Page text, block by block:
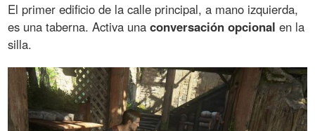
El primer edificio de la calle principal, a mano izquierda,
es una taberna. Activa unaconversación opcional en la
silla.